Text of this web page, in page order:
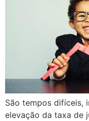
São tempos difíceis,
elevação da taxa de